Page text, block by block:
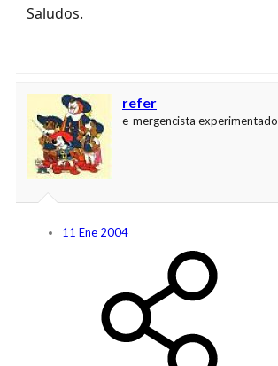
Saludos.
refer
e-mergencista experimentado
11 Ene 2004